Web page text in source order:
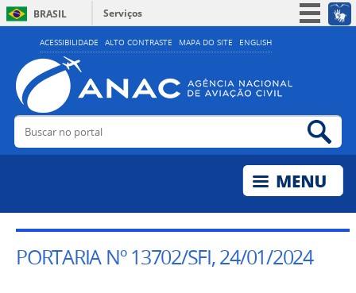
ACESSIBILIDADE ALTO CONTRASTE MAPA DO SITE ENGLISH
BRASIL
Serviços
Simplifique!
Acesso à informação
Legislação
Buscar no portal
PORTARIA Nº 13702/SFI, 24/01/2024